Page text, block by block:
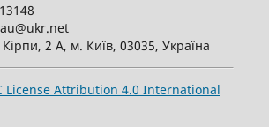
Кірпи, 2 А, м. Київ, 03035, Україна
License Attribution 4.0 International